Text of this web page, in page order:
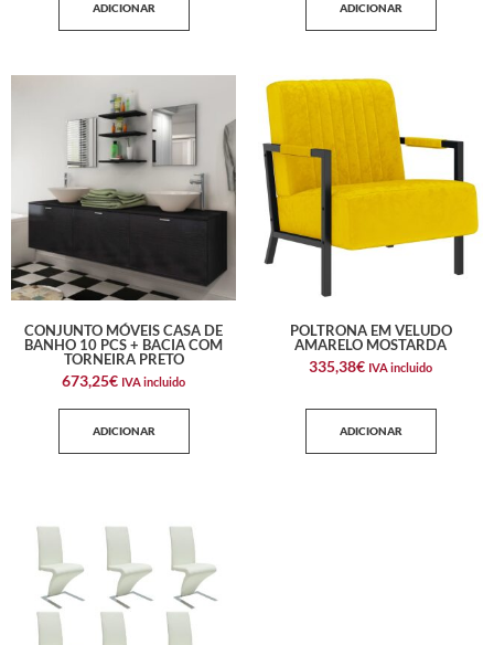
ADICIONAR ADICIONAR
CONJUNTO MÓVEIS CASA DE
BANHO 10 PCS + BACIA COM
TORNEIRA PRETO
673,25€ IVA incluido
ADICIONAR
POLTRONA EM VELUDO
AMARELO MOSTARDA
335,38€ IVA incluido
ADICIONAR